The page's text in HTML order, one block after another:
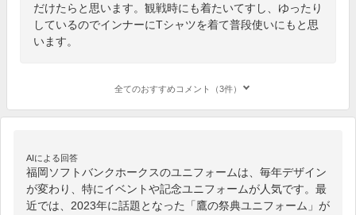
だけたらと思います。観戦時にも着たいてすし、ゆったり
しているのでインナーにTシャツを着て普段使いにもと思
います。
全てのおすすめコメント（3件）
AIによる回答
福岡ソフトバンクホークスのユニフォームは、毎年デザイン
が変わり、特にイベントや記念ユニフォームが人気です。最
近では、2023年に話題となった「鷹の祭典ユニフォーム」が